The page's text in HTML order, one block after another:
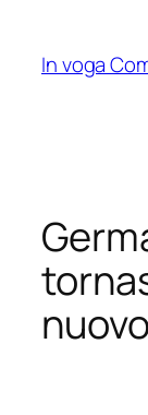
content
In voga